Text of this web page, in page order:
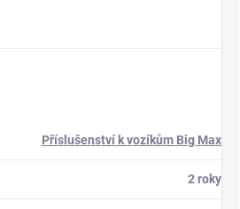
Příslušenství k vozíkům Big Max
2 roky